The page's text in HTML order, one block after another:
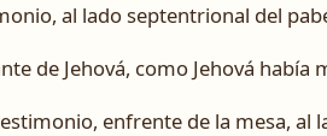
al lado septentrional del
de Jehová, como Jehová había
enfrente de la mesa, al